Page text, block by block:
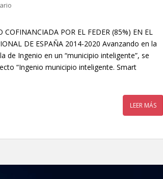
COFINANCIADA POR EL FEDER (85%) EN EL
DE ESPAÑA 2014-2020 Avanzando en la
de Ingenio en un “municipio inteligente”, se
“Ingenio municipio inteligente. Smart
LEER MÁS